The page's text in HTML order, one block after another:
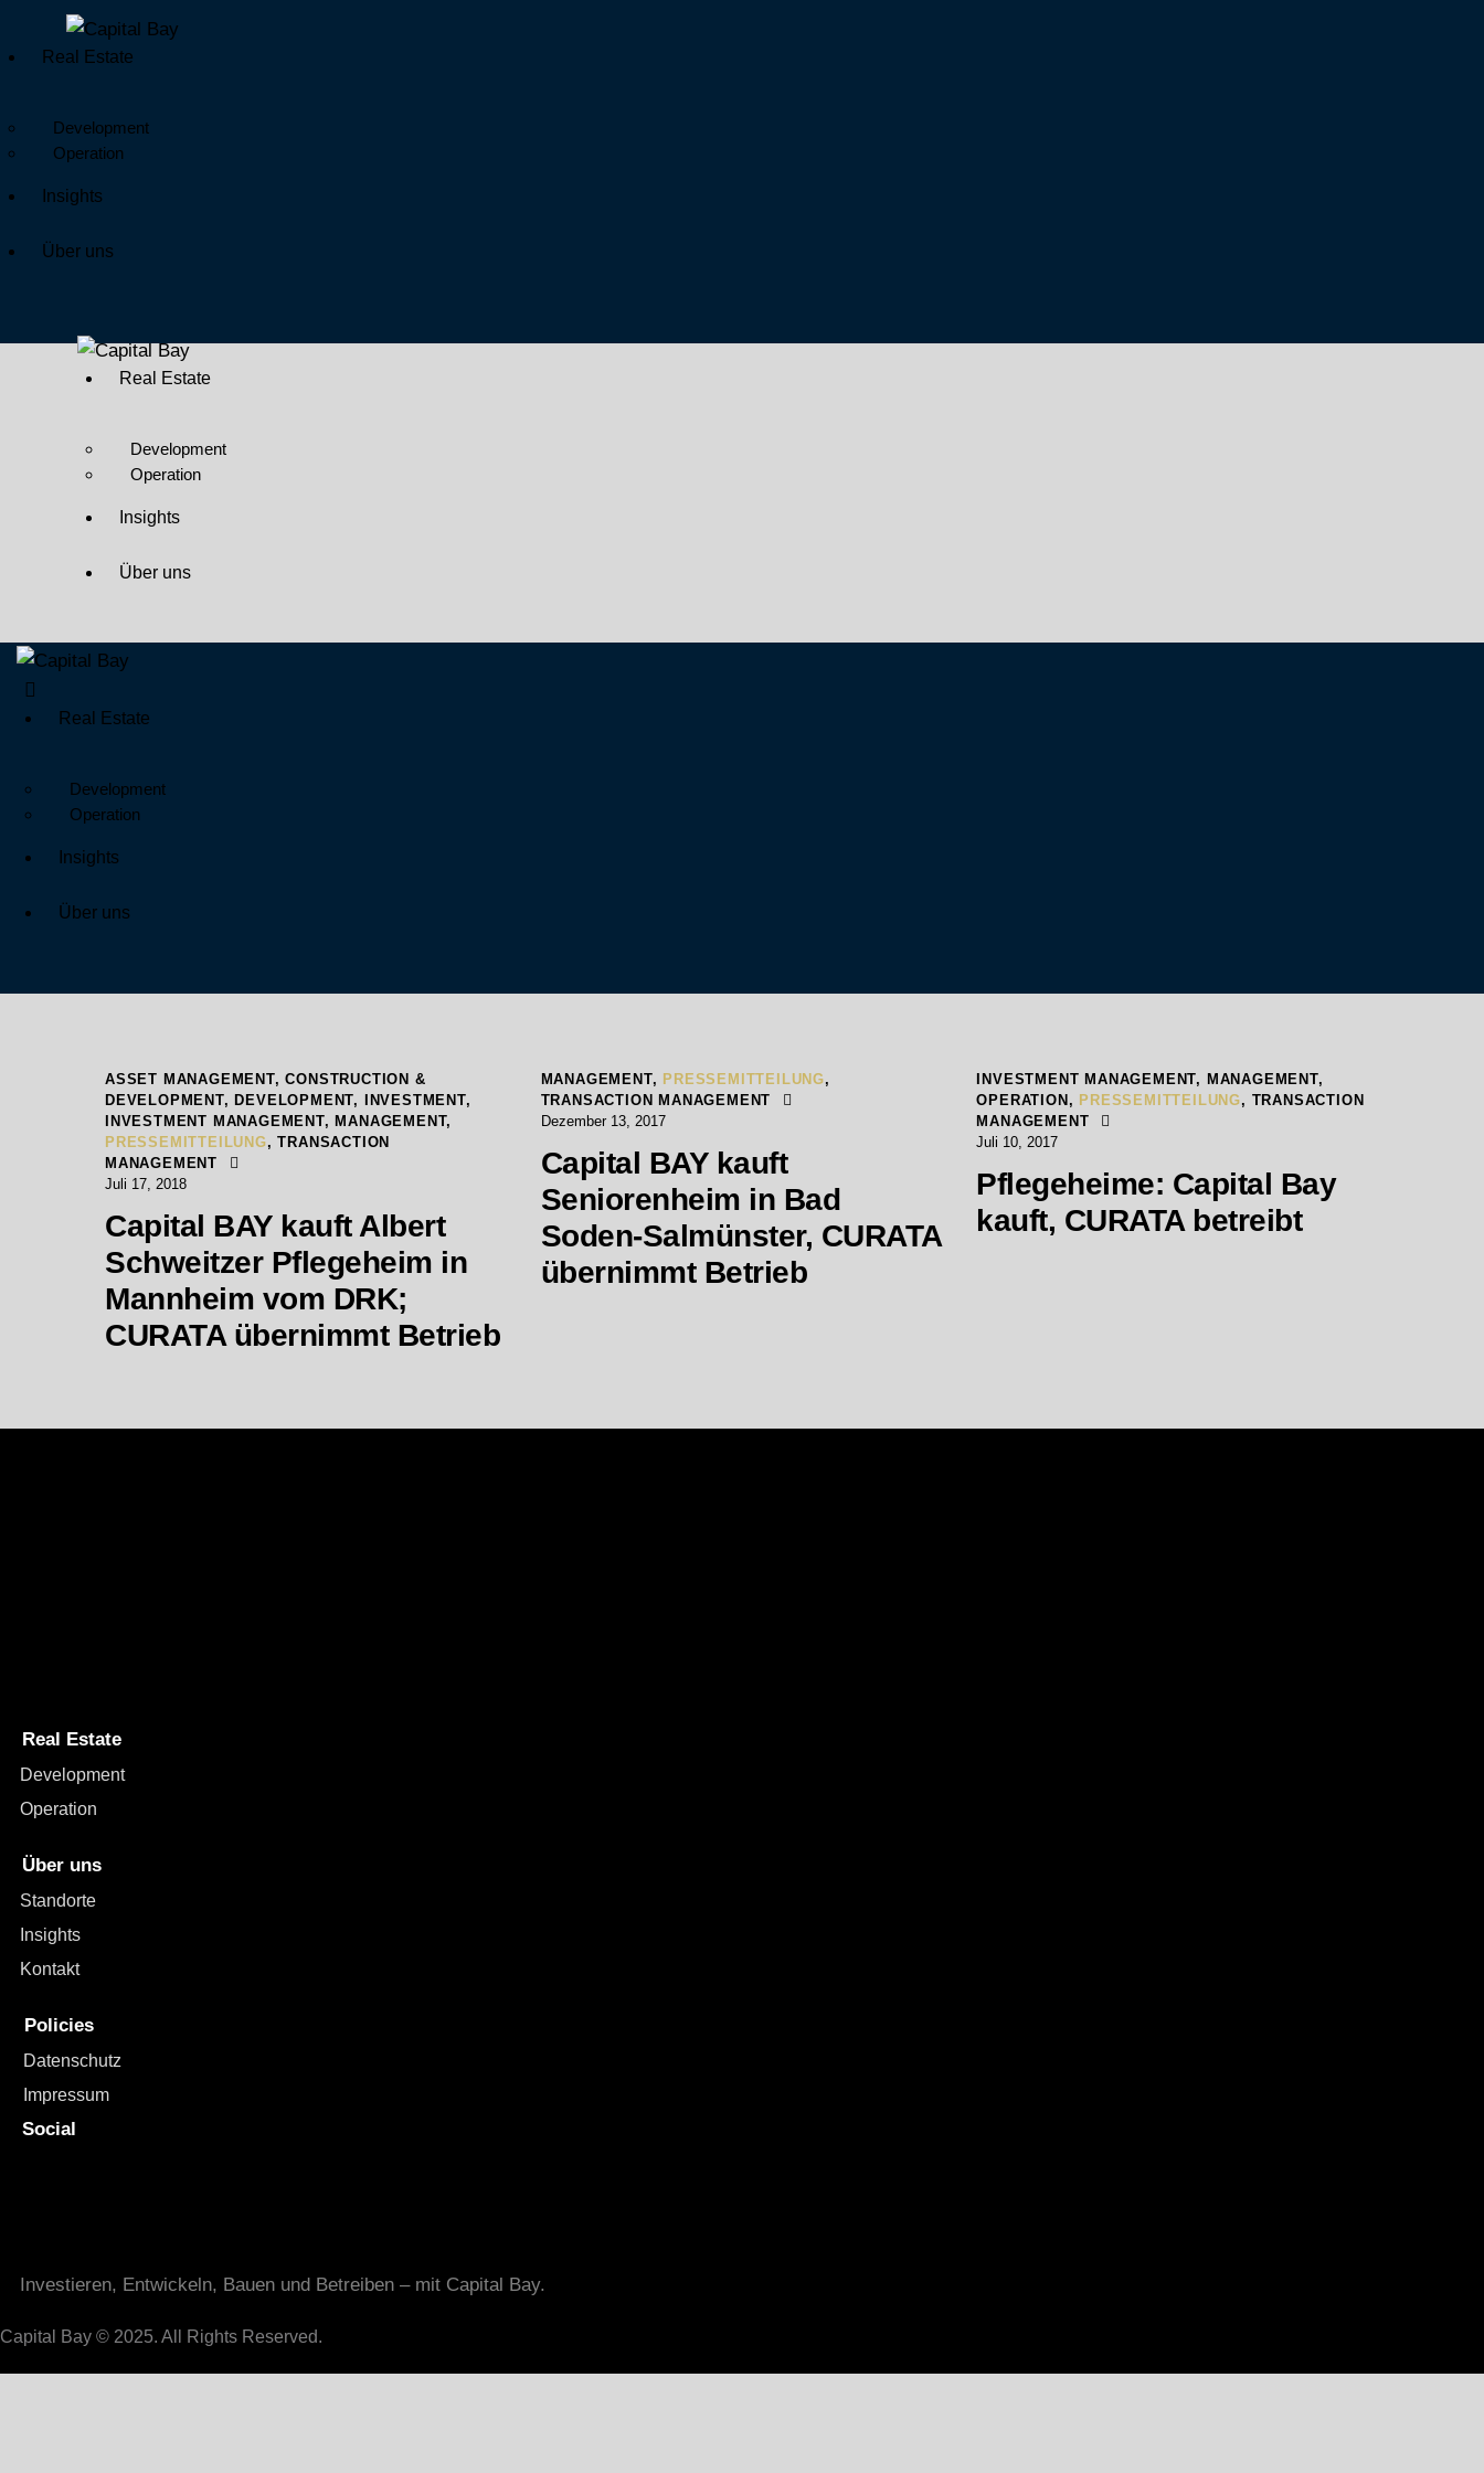
Real Estate
Development
Operation
Insights
Über uns
Real Estate
Development
Operation
Insights
Über uns
Real Estate
Development
Operation
Insights
Über uns
ASSET MANAGEMENT,CONSTRUCTION &
DEVELOPMENT, DEVELOPMENT, INVESTMENT,
INVESTMENT MANAGEMENT, MANAGEMENT,
PRESSEMITTEILUNG,TRANSACTION
MANAGEMENT
Juli 17, 2018
Capital BAY kauft Albert
Schweitzer Pflegeheim in
Mannheim vom DRK;
CURATA übernimmt Betrieb
MANAGEMENT, PRESSEMITTEILUNG,
TRANSACTION MANAGEMENT
Dezember 13, 2017
Capital BAY kauft
Seniorenheim in Bad
Soden-Salmünster, CURATA
übernimmt Betrieb
INVESTMENT MANAGEMENT, MANAGEMENT,
OPERATION , PRESSEMITTEILUNG, TRANSACTION
MANAGEMENT
Juli 10, 2017
Pflegeheime: Capital Bay
kauft, CURATA betreibt
Real Estate
Development
Operation
Über uns
Standorte
Insights
Kontakt
Policies
Datenschutz
Impressum
Social
Investieren, Entwickeln, Bauen und Betreiben – mit Capital Bay.
Capital Bay © 2025. All Rights Reserved.